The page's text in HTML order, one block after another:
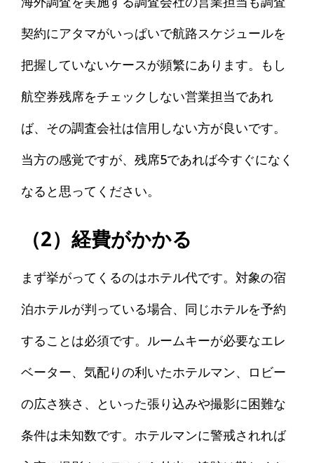
契約にアタマがいっぱいで航路スケジュールを
把握していないケースが頻繁にあります。もし
航空券残席をチェックしない営業担当であれ
ば、その調査会社は信用しない方が良いです。
当方の感覚ですが、残席5であれば今すぐになく
なると思ってください。
（2）経費がかかる
まず挙がってくるのはホテル代です。対象の宿
泊ホテルが判っている場合、同じホテルを予約
することは必須です。ルームキーが必要なエレ
ベーター、気配りの利いたホテルマン、ロビー
の広さ狭さ、といった張り込みや撮影に困難な
条件は未知数です。ホテルマンに警戒されれば